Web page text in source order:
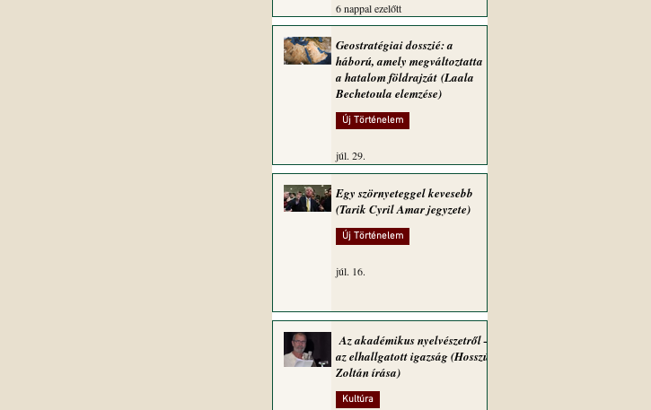
6 nappal ezelőtt
Geostratégiai dosszié: a
háború, amely megváltoztatta
a hatalom földrajzát (Laala
Bechetoula elemzése)
Új Történelem
júl. 29.
Egy szörnyeteggel kevesebb
(Tarik Cyril Amar jegyzete)
Új Történelem
júl. 16.
Az akadémikus nyelvészetről –
az elhallgatott igazság (Hosszú
Zoltán írása)
Kultúra